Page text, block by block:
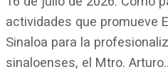
actividades que promueve
Sinaloa para la
sinaloenses, el Mtro.